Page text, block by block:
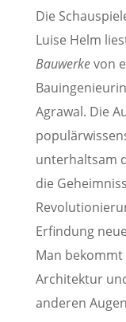
Die
Luise Helm
Bauwerkevon
Agrawal. Die
unterhaltsam
die
Erfindung
Man
Architektur
anderen